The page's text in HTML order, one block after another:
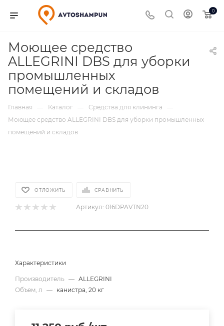
0
Моющее средство
ALLEGRINI DBS для уборки
промышленных
помещений и складов
Главная — Каталог — Средства для клининга
—
Моющее средство ALLEGRINI DBS для уборки промышленных
помещений и складов
ОТЛОЖИТЬ СРАВНИТЬ
Артикул: 016DPAVTN20
Характеристики
Производитель — ALLEGRINI
Объем, л — канистра, 20 кг